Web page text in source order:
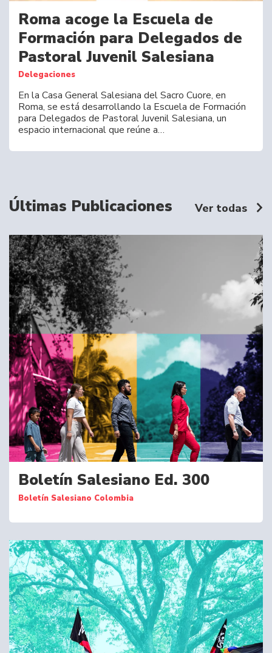
Roma acoge la Escuela de
Formación para Delegados de
Pastoral Juvenil Salesiana
Delegaciones
En la Casa General Salesiana del Sacro Cuore, en
Roma, se está desarrollando la Escuela de Formación
para Delegados de Pastoral Juvenil Salesiana, un
espacio internacional que reúne a…
Últimas Publicaciones Ver todas
Boletín Salesiano Ed. 300
Boletín Salesiano Colombia